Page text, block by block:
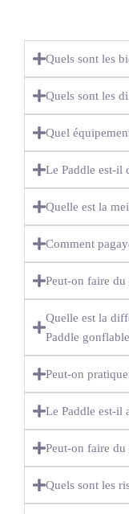
Quels sont les
Quels sont les
Quel
Le Paddle est-il
Quelle est la
Comment
Peut-on faire du
Quelle est la
Paddle
Peut-on
Le Paddle est-il
Peut-on faire du
Quels sont les